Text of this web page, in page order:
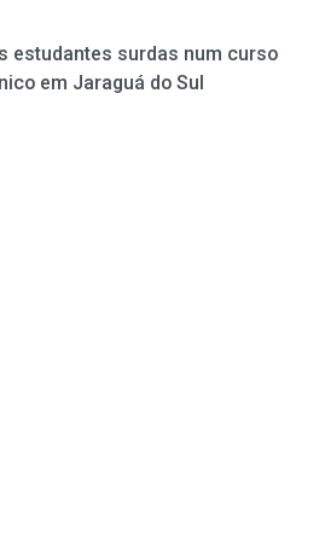
estudantes surdas num curso
em Jaraguá do Sul